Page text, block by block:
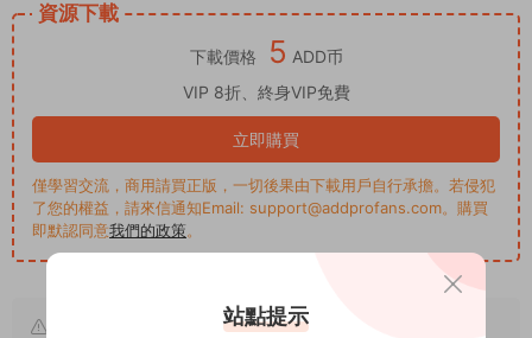
資源下載
下載價格 5 ADD币
VIP 8折、終身VIP免費
立即購買
僅學習交流，商用請買正版，一切後果由下載用戶自行承擔。若侵犯
了您的權益，請來信通知Email: support@addprofans.com。購買
即默認同意我們的政策。
https://addprofans.com/sabai-discuss-for-
站點提示